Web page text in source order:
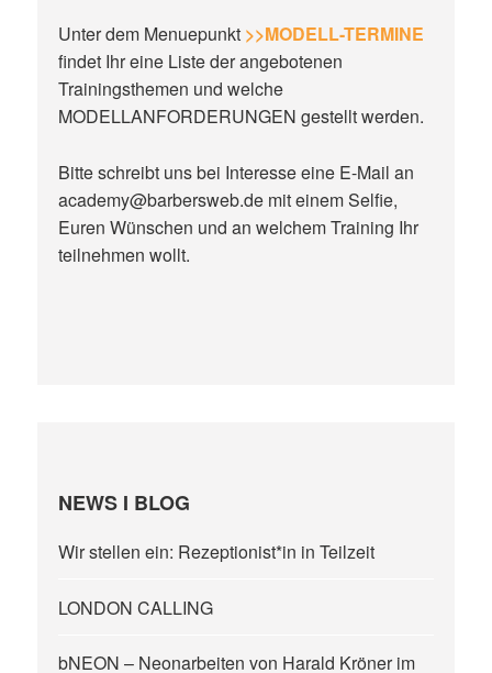
Unter dem Menuepunkt >>MODELL-TERMINE
findet Ihr eine Liste der angebotenen
Trainingsthemen und welche
MODELLANFORDERUNGEN gestellt werden.
Bitte schreibt uns bei Interesse eine E-Mail an
academy@barbersweb.de mit einem Selfie,
Euren Wünschen und an welchem Training Ihr
teilnehmen wollt.
NEWS I BLOG
Wir stellen ein: Rezeptionist*in in Teilzeit
LONDON CALLING
bNEON – Neonarbeiten von Harald Kröner im